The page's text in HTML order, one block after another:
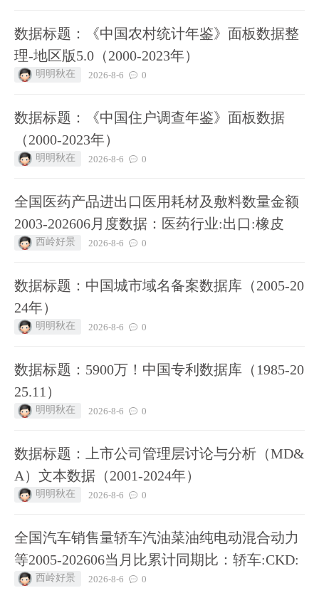
数据标题：《中国农村统计年鉴》面板数据整
理-地区版5.0（2000-2023年）
明明秋在 2026-8-6 0
数据标题：《中国住户调查年鉴》面板数据
（2000-2023年）
明明秋在 2026-8-6 0
全国医药产品进出口医用耗材及敷料数量金额
2003-202606月度数据：医药行业:出口:橡皮
西岭好景 2026-8-6 0
数据标题：中国城市域名备案数据库（2005-20
24年）
明明秋在 2026-8-6 0
数据标题：5900万！中国专利数据库（1985-20
25.11）
明明秋在 2026-8-6 0
数据标题：上市公司管理层讨论与分析（MD&
A）文本数据（2001-2024年）
明明秋在 2026-8-6 0
全国汽车销售量轿车汽油菜油纯电动混合动力
等2005-202606当月比累计同期比：轿车:CKD:
西岭好景 2026-8-6 0